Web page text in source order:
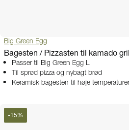
Big Green Egg
Bagesten / Pizzasten til kamado
Passer til Big Green Egg L
Til sprød pizza og nybagt brød
Keramisk bagesten til høje temperaturer
-15%